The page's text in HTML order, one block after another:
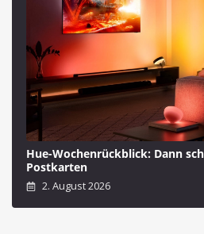
Hue-Wochenrückblick: Dann
Postkarten
2. August 2026